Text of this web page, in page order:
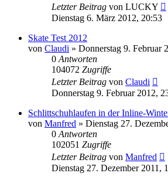
Letzter Beitrag von LUCKY
Dienstag 6. März 2012, 20:53
Skate Test 2012
von Claudi » Donnerstag 9. Februar
0 Antworten
104072 Zugriffe
Letzter Beitrag von Claudi
Donnerstag 9. Februar 2012,
Schlittschuhlaufen in der Inline-
von Manfred » Dienstag 27.
0 Antworten
102051 Zugriffe
Letzter Beitrag von Manfred
Dienstag 27. Dezember 2011,